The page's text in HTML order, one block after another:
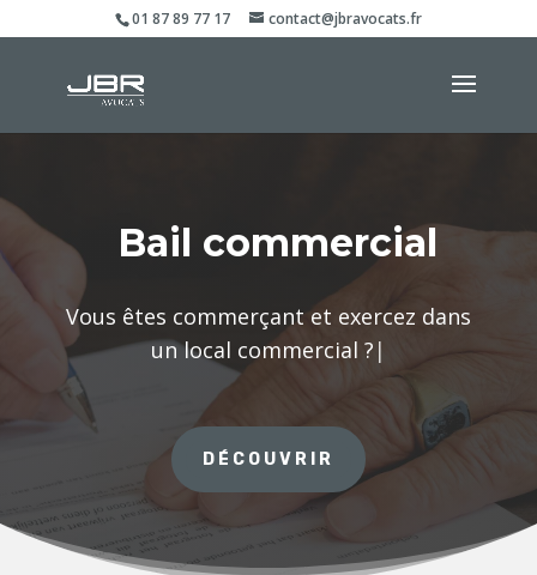
01 87 89 77 17 contact@jbravocats.fr
Bail commercial
Vous êtes commerçant et exercez dans
un local commerc|
DÉCOUVRIR